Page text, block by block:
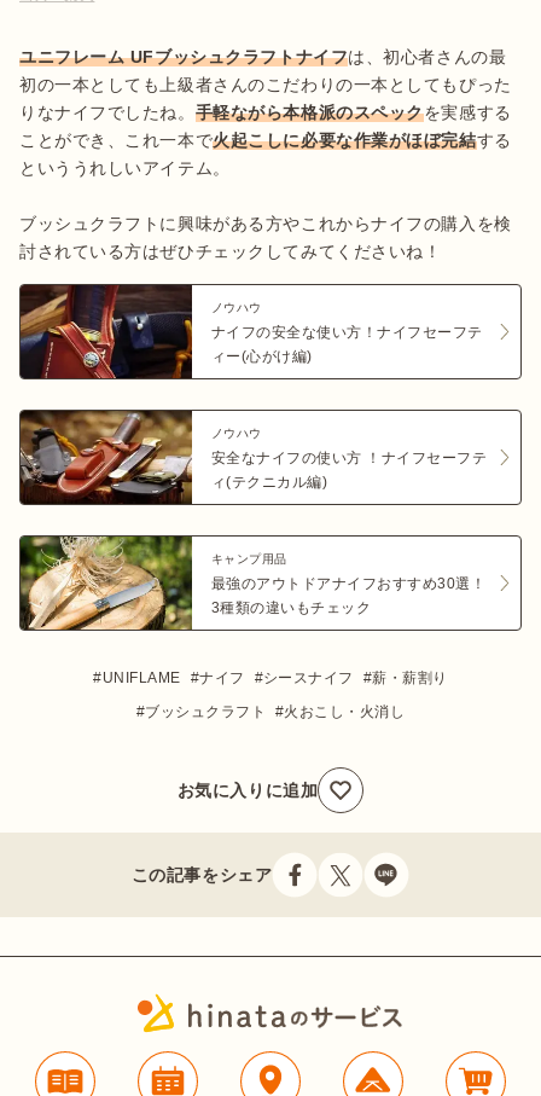
ユニフレーム UFブッシュクラフトナイフは、初心者さんの最
初の一本としても上級者さんのこだわりの一本としてもぴった
りなナイフでしたね。 手軽ながら本格派のスペックを実感する
ことができ、これ一本で火起こしに必要な作業がほぼ完結する
といううれしいアイテム。
ブッシュクラフトに興味がある方やこれからナイフの購入を検
討されている方はぜひチェックしてみてくださいね！
ノウハウ
ナイフの安全な使い方！ナイフセーフテ
ィー(心がけ編)
ノウハウ
安全なナイフの使い方 ！ナイフセーフテ
ィ(テクニカル編)
キャンプ用品
最強のアウトドアナイフおすすめ30選！
3種類の違いもチェック
UNIFLAME ナイフ シースナイフ
薪・薪割り
ブッシュクラフト
火おこし・火消し
お気に入りに追加
この記事をシェア